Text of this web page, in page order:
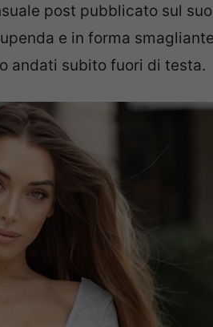
post pubblicato sul
e in forma
andati subito fuori di testa.